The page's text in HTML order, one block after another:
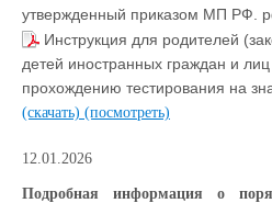
утвержденный приказом МП РФ.
Инструкция для родителей
детей иностранных граждан и
прохождению тестирования на
(скачать) (посмотреть)
12.01.2026
Подробная информация о